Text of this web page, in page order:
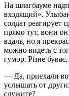
На шлагбауме
входящий».
солдат
прямо тут, вони
вдаль, но я
можно видеть с
гумор. Різне буває.
— Да, приехали
услышать от
служите?